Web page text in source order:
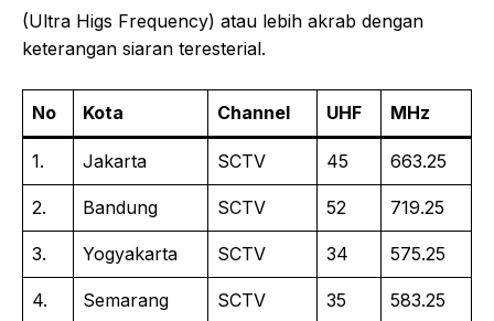
(Ultra Higs Frequency) atau lebih akrab dengan
keterangan siaran teresterial.
No Kota Channel UHF MHz
1. Jakarta SCTV 45 663.25
2. Bandung SCTV 52 719.25
3. Yogyakarta SCTV 34 575.25
4. Semarang SCTV 35 583.25